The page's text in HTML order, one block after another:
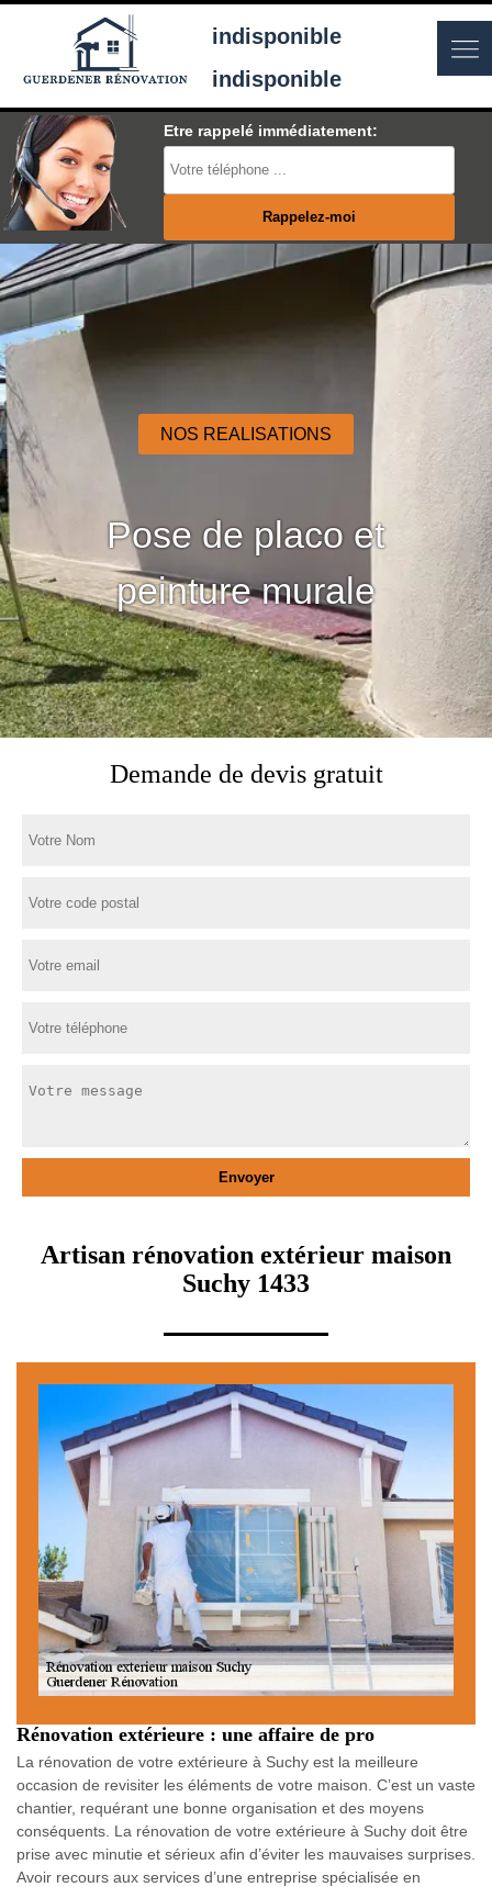
indisponible
indisponible
Etre rappelé immédiatement:
NOS REALISATIONS
Pose de placo et
peinture murale
Demande de devis gratuit
Artisan rénovation extérieur maison
Suchy 1433
Rénovation extérieure : une affaire de pro
La rénovation de votre extérieure à Suchy est la meilleure
occasion de revisiter les éléments de votre maison. C’est un vaste
chantier, requérant une bonne organisation et des moyens
conséquents. La rénovation de votre extérieure à Suchy doit être
prise avec minutie et sérieux afin d’éviter les mauvaises surprises.
Avoir recours aux services d’une entreprise spécialisée en